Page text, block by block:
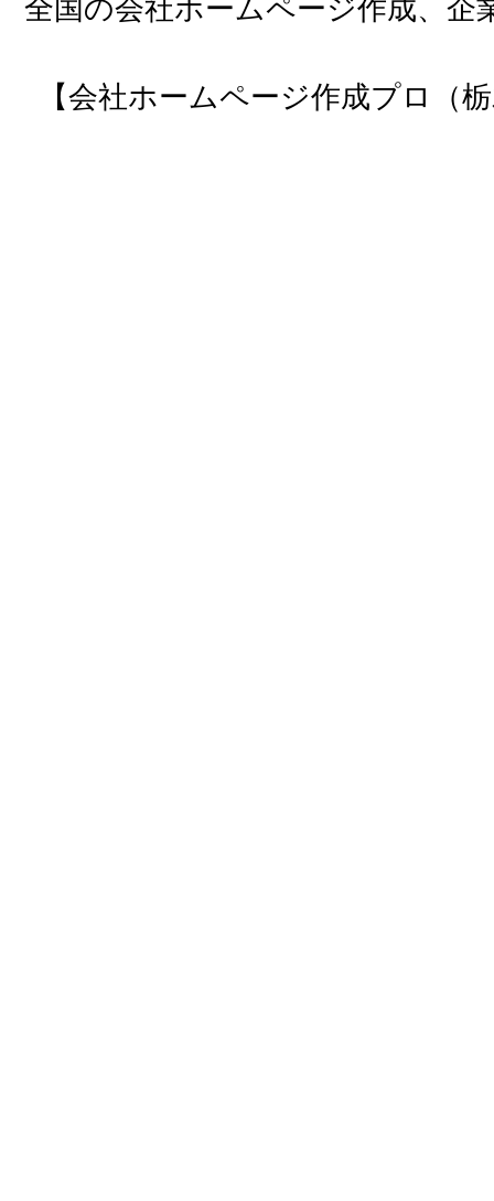
全国の会社ホームページ作成、企
【会社ホームページ作成プロ（